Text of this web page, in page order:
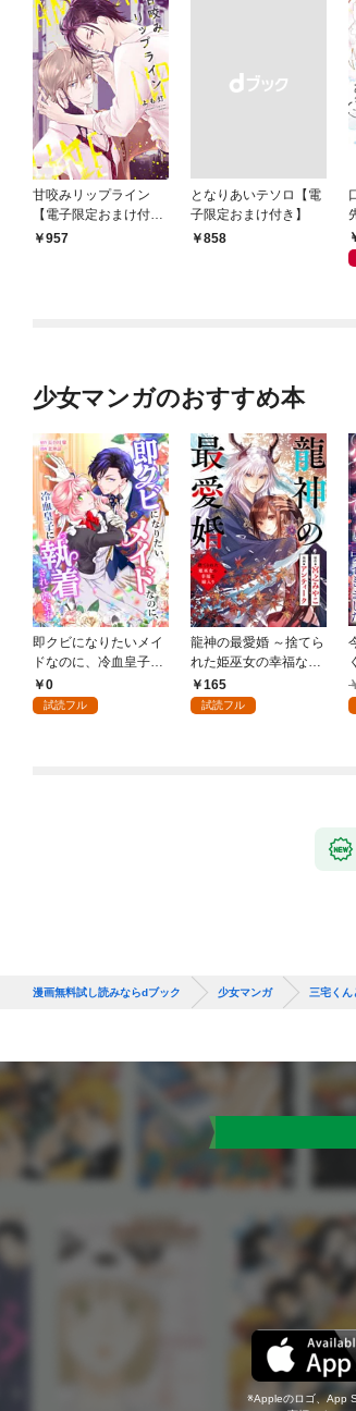
甘咬みリップライン
【電子限定おまけ付
き】957
となりあいテソロ【電
子限定おまけ付き】
￥858
少女マンガのおすすめ本
即クビになりたいメイ
ドなのに、冷血皇子に
執着されています第1
話
0
試読フル
龍神の最愛婚 ～捨てら
れた姫巫女の幸福な嫁
入り～: 1
165
試読フル
漫画無料試し読みならdブック 少女マンガ 三宅くん
Appleのロゴ、App